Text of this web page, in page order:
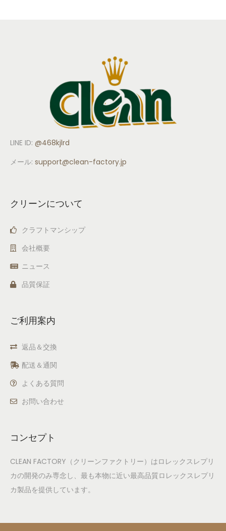
LINE ID: @468kjlrd
メール: support@clean-factory.jp
クリーンについて
クラフトマンシップ
会社概要
ニュース
品質保証
ご利用案内
返品＆交換
配送＆通関
よくある質問
お問い合わせ
コンセプト
CLEAN FACTORY（クリーンファクトリー）はロレックスレプリ
カの開発のみ専念し、最も本物に近い最高品質ロレックスレプリ
カ製品を提供しています。